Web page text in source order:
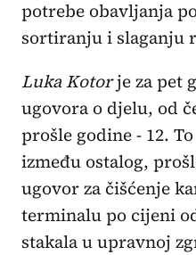
potrebe obavljanja
sortiranju i slaganju
Luka Kotorje za pet
ugovora o djelu, od
prošle godine - 12.
između ostalog,
ugovor za čišćenje
terminalu po cijeni
stakala u upravnoj